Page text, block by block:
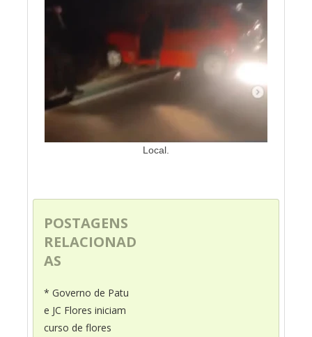
Local.
POSTAGENS
RELACIONAD
AS
* Governo de Patu
e JC Flores iniciam
curso de flores